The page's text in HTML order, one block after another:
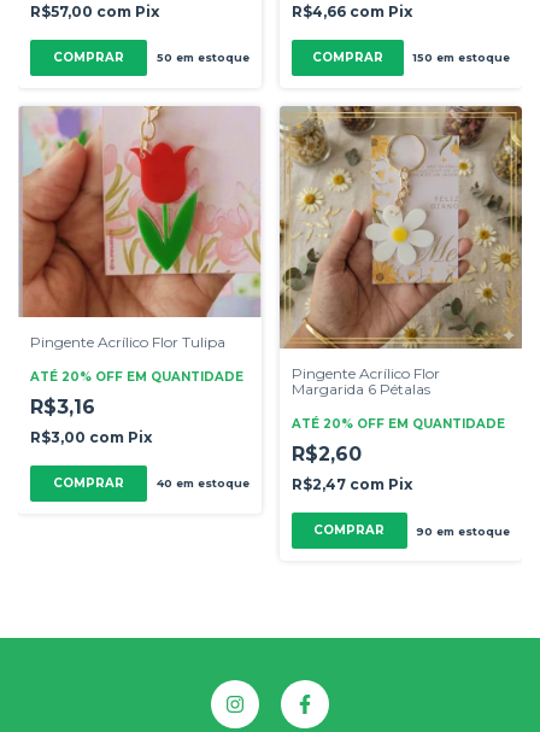
R$57,00 com Pix
50 em estoque
R$4,66 com Pix
COMPRAR 150 em estoque
Pingente Acrílico Flor Tulipa
ATÉ 20% OFF EM QUANTIDADE
R$3,16
R$3,00 com Pix
COMPRAR 40 em estoque
Pingente Acrílico Flor
Margarida 6 Pétalas
ATÉ 20% OFF EM QUANTIDADE
R$2,60
R$2,47 com Pix
COMPRAR 90 em estoque